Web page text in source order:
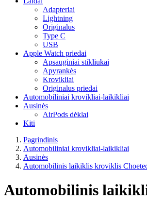
Adapteriai
Lightning
Originalus
Type C
USB
Apple Watch priedai
Apsauginiai stikliukai
Apyrankės
Krovikliai
Originalus priedai
Automobiliniai krovikliai-laikikliai
Ausinės
AirPods dėklai
Kiti
Pagrindinis
Automobiliniai krovikliai-laikikliai
Ausinės
Automobilinis laikiklis kroviklis
Automobilinis